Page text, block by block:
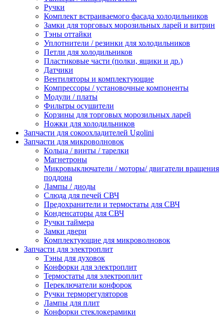
Ручки
Комплект встраиваемого фасада холодильников
Замки для торговых морозильных ларей и витрин
Тэны оттайки
Уплотнители / резинки для холодильников
Петли для холодильников
Пластиковые части (полки, ящики и др.)
Датчики
Вентиляторы и комплектующие
Компрессоры / установочные компоненты
Модули / платы
Фильтры осушители
Корзины для торговых морозильных ларей
Ножки для холодильников
Запчасти для сокоохладителей Ugolini
Запчасти для микроволновок
Кольца / винты / тарелки
Магнетроны
Микровыключатели / моторы/ двигатели вращения
поддона
Лампы / диоды
Слюда для печей СВЧ
Предохранители и термостаты для СВЧ
Конденсаторы для СВЧ
Ручки таймера
Замки двери
Комплектующие для микроволновок
Запчасти для электроплит
Тэны для духовок
Конфорки для электроплит
Термостаты для электроплит
Переключатели конфорок
Ручки терморегуляторов
Лампы для плит
Конфорки стеклокерамики